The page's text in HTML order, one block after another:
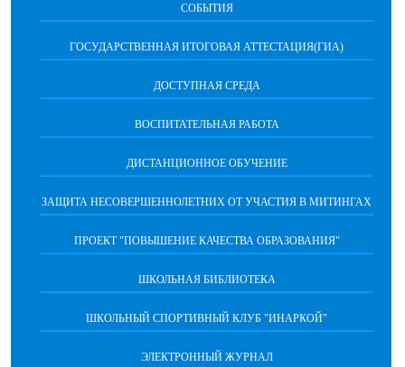
СОБЫТИЯ
ГОСУДАРСТВЕННАЯ ИТОГОВАЯ АТТЕСТАЦИЯ(ГИА)
ДОСТУПНАЯ СРЕДА
ВОСПИТАТЕЛЬНАЯ РАБОТА
ДИСТАНЦИОННОЕ ОБУЧЕНИЕ
ЗАЩИТА НЕСОВЕРШЕННОЛЕТНИХ ОТ УЧАСТИЯ В МИТИНГАХ
ПРОЕКТ "ПОВЫШЕНИЕ КАЧЕСТВА ОБРАЗОВАНИЯ"
ШКОЛЬНАЯ БИБЛИОТЕКА
ШКОЛЬНЫЙ СПОРТИВНЫЙ КЛУБ "ИНАРКОЙ"
ЭЛЕКТРОННЫЙ ЖУРНАЛ